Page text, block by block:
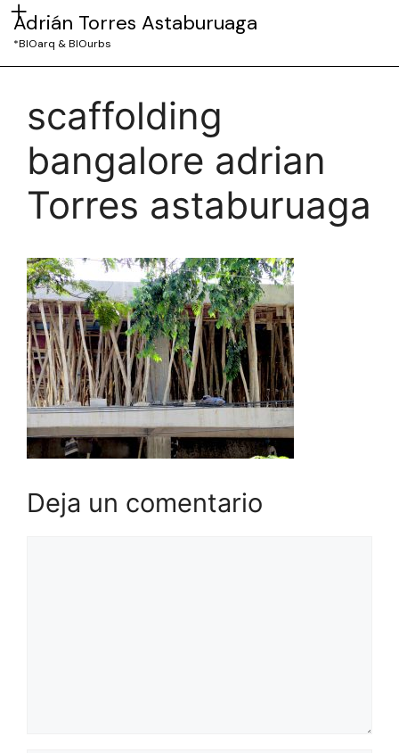
Adrián Torres Astaburuaga
*BIOarq & BIOurbs
scaffolding
bangalore adrian
Torres astaburuaga
Deja un comentario